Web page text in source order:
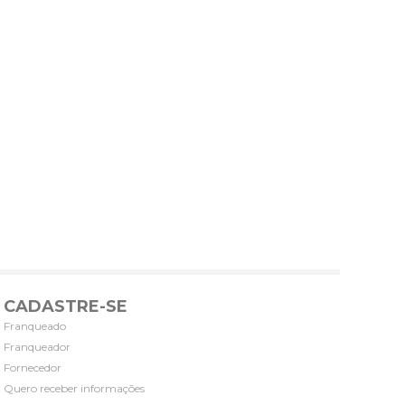
CADASTRE-SE
Franqueado
Franqueador
Fornecedor
Quero receber informações